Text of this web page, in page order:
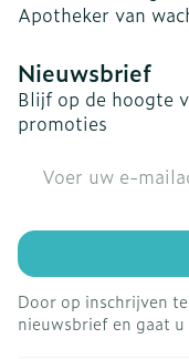
Apotheker van
Nieuwsbrief
Blijf op de hoogte
promoties
Door op inschrijven
nieuwsbrief en gaat